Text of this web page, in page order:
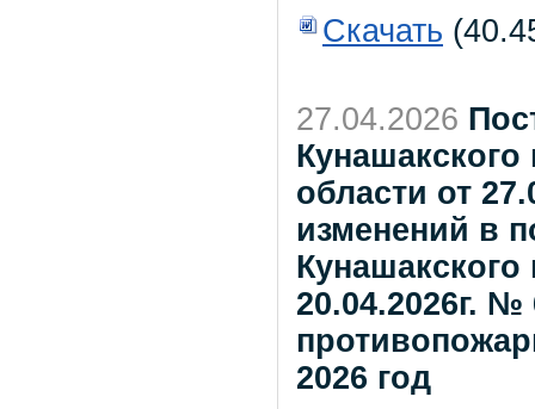
Скачать
27.04.2026
области от
изменений в
Кунашакского
20.04.2026г.
2026 год